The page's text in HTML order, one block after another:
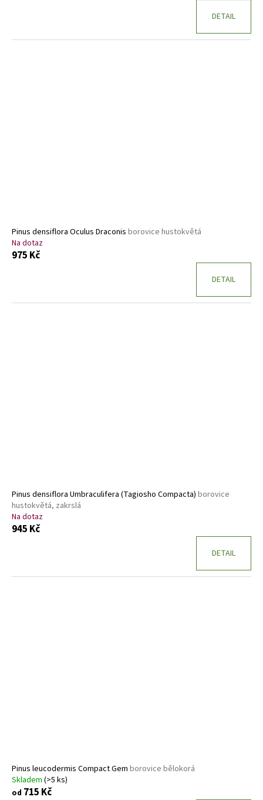
DETAIL
Pinus densiflora Oculus Draconis borovice hustokvětá
Na dotaz
975 Kč
DETAIL
Pinus densiflora Umbraculifera (Tagiosho Compacta) borovice
hustokvětá, zakrslá
Na dotaz
945 Kč
DETAIL
Pinus leucodermis Compact Gem borovice bělokorá
Skladem (>5 ks)
od 715 Kč